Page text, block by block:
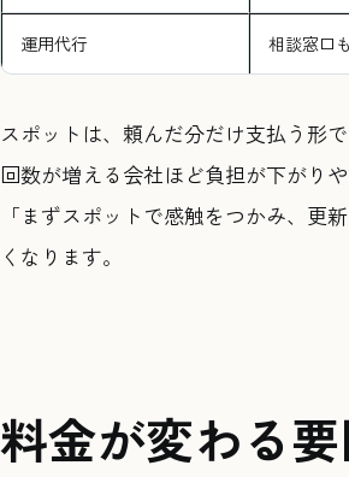
運用代行 相談窓口
スポットは、頼んだ分だけ支払う形
回数が増える会社ほど負担が下がり
「まずスポットで感触をつかみ、更
くなります。
料金が変わる